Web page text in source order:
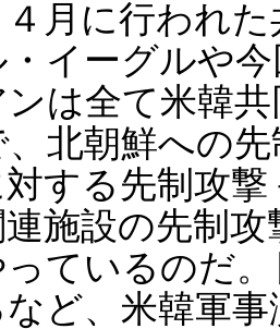
月に行われ
・イーグルや
は全て米韓
、北朝鮮への
する先制攻
施設の先制
ているのだ
ど、米韓軍